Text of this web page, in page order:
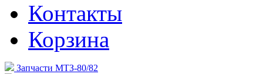
Контакты
Корзина
Запчасти МТЗ-80/82